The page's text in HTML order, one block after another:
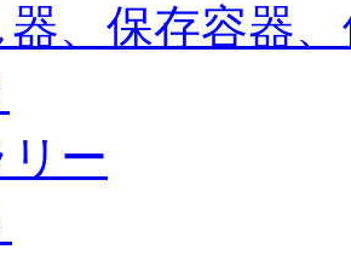
、保存容器
リー